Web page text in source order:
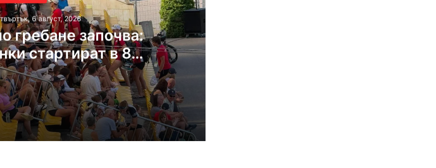
6 август, 2026
гребане започва:
стартират в 8
канал
2026
Световното по гребане започва: Първите гонки стартират в 8 часа на Гребния канал